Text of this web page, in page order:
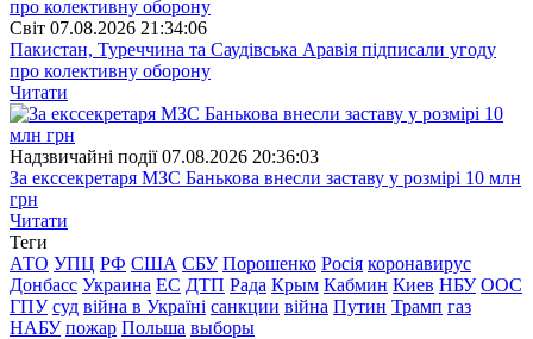
Свiт 07.08.2026 21:34:06
Пакистан, Туреччина та Саудівська Аравія підписали угоду
про колективну оборону
Читати
Надзвичайні події 07.08.2026 20:36:03
За екссекретаря МЗС Банькова внесли заставу у розмірі 10 млн
грн
Читати
Теги
АТО УПЦ РФ США СБУ Порошенко Росія коронавирус
Донбасс Украина ЕС ДТП Рада Крым Кабмин Киев НБУ ООС
ГПУ суд війна в Україні санкции війна Путин Трамп газ
НАБУ пожар Польша выборы